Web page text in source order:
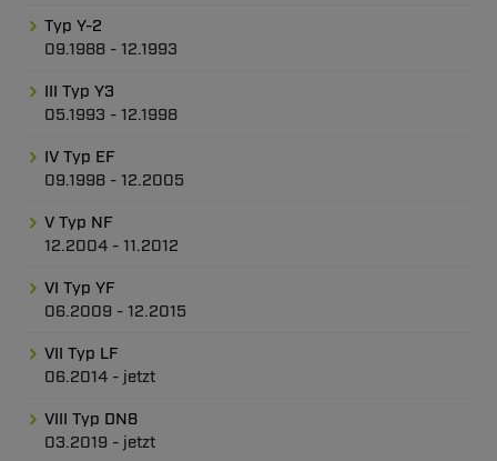
Typ Y-2
09.1988 - 12.1993
III Typ Y3
05.1993 - 12.1998
IV Typ EF
09.1998 - 12.2005
V Typ NF
12.2004 - 11.2012
VI Typ YF
06.2009 - 12.2015
VII Typ LF
06.2014 - jetzt
VIII Typ DN8
03.2019 - jetzt